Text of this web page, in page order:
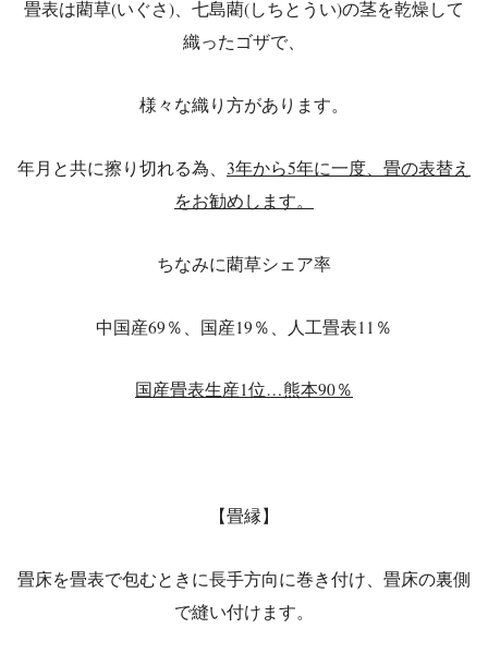
畳表は藺草(いぐさ)、七島藺(しちとうい)の茎を乾燥して
織ったゴザで、
様々な織り方があります。
年月と共に擦り切れる為、 3年から5年に一度、畳の表替え
をお勧めします。
ちなみに藺草シェア率
中国産69％、国産19％、人工畳表11％
国産畳表生産1位…熊本90％
【畳縁】
畳床を畳表で包むときに長手方向に巻き付け、畳床の裏側
で縫い付けます。